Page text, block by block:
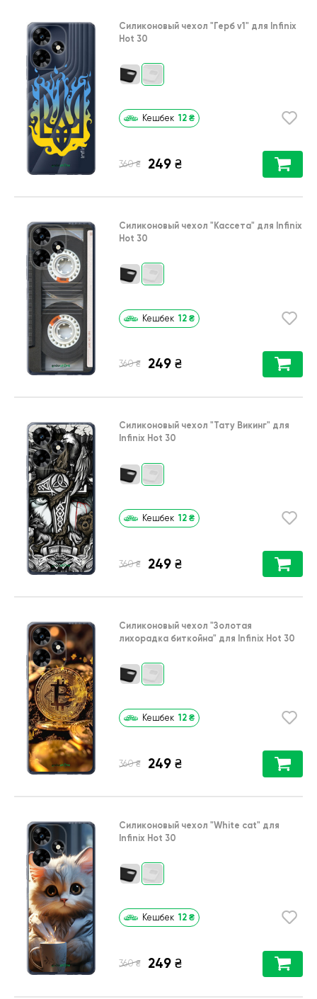
Силиконовый чехол "Герб v1" для Infinix
Hot 30
Кешбек 12 ₴
360 ₴ 249 ₴
Силиконовый чехол "Кассета" для Infinix
Hot 30
Кешбек 12 ₴
360 ₴ 249 ₴
Силиконовый чехол "Тату Викинг" для
Infinix Hot 30
Кешбек 12 ₴
360 ₴ 249 ₴
Силиконовый чехол "Золотая
лихорадка биткойна" для Infinix Hot 30
Кешбек 12 ₴
360 ₴ 249 ₴
Силиконовый чехол "White cat" для
Infinix Hot 30
Кешбек 12 ₴
360 ₴ 249 ₴